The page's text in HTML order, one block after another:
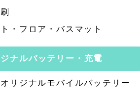
・フロア・バスマット
ナルバッテリー・充電
リジナルモバイルバッテリー